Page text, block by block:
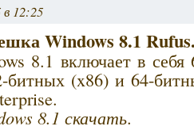
в 12:25
Windows 8.1
8.1 включает в себя
битных (x86) и 64-
8.1 скачать.